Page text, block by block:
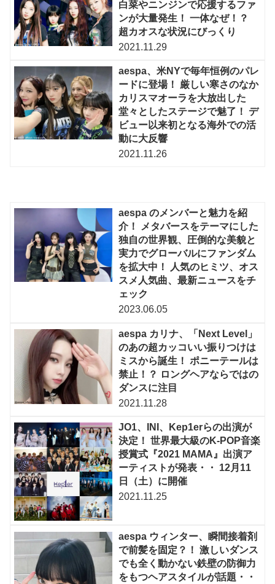
白菜やニンジンで応援するファ
ンが大量発生！ 一体なぜ！？
超カオスな状況にびっくり
2021.11.29
aespa、米NYで毎年恒例のパレ
ードに登場！ 厳しい寒さのなか
カリスマオーラを大放出した
堂々としたステージで魅了！ デ
ビュー以来初となる海外での活
動に大反響
2021.11.26
aespa のメンバーと魅力を紹
介！ メタバースをテーマにした
独自の世界観、圧倒的な美貌と
実力でグローバルにファンダム
を拡大中！ 人気のヒミツ、オス
スメ人気曲、最新ニュースをチ
ェック
2023.06.05
aespa カリナ、「Next Level」
のあの超カッコいい振りつけは
ミスから誕生！ ポニーテールは
禁止！？ ロングヘアならではの
ダンスに注目
2021.11.28
JO1、INI、Kep1erらの出演が
決定！ 世界最大級のK-POP音楽
授賞式『2021 MAMA』出演ア
ーティストが発表・・ 12月11
日（土）に開催
2021.11.25
aespa ウィンター、瞬間接着剤
で前髪を固定？！ 激しいダンス
でも全く動かない鉄壁の防御力
をもつヘアスタイルが話題・・